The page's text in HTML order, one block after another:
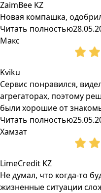
ZaimBee KZ
Новая компашка,
Читать полностью
Макс
Kviku
Сервис понравился,
агрегаторах, поэтому
были хорошие от
Читать полностью
Хамзат
LimeCredit KZ
Не думал, что когда-то
жизненные ситуации